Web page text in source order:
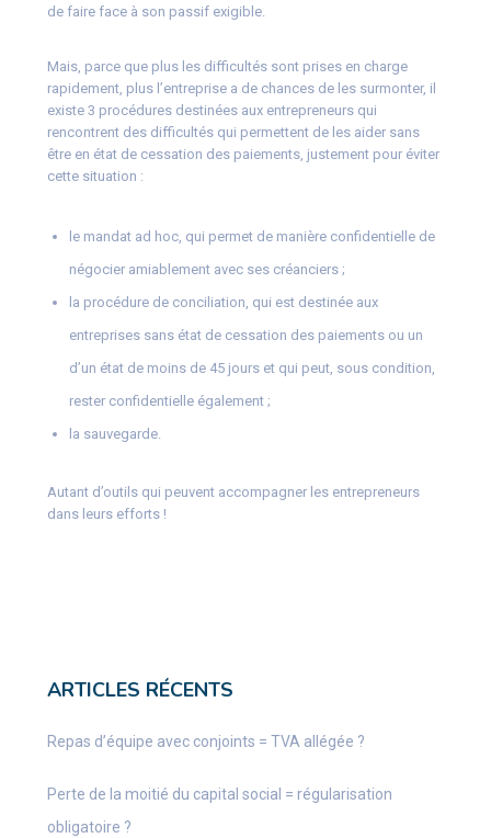
de faire face à son passif exigible.
Mais, parce que plus les difficultés sont prises en charge
rapidement, plus l’entreprise a de chances de les surmonter, il
existe 3 procédures destinées aux entrepreneurs qui
rencontrent des difficultés qui permettent de les aider sans
être en état de cessation des paiements, justement pour éviter
cette situation :
le mandat ad hoc, qui permet de manière confidentielle de
négocier amiablement avec ses créanciers ;
la procédure de conciliation, qui est destinée aux
entreprises sans état de cessation des paiements ou un
d’un état de moins de 45 jours et qui peut, sous condition,
rester confidentielle également ;
la sauvegarde.
Autant d’outils qui peuvent accompagner les entrepreneurs
dans leurs efforts !
ARTICLES RÉCENTS
Repas d’équipe avec conjoints = TVA allégée ?
Perte de la moitié du capital social = régularisation
obligatoire ?